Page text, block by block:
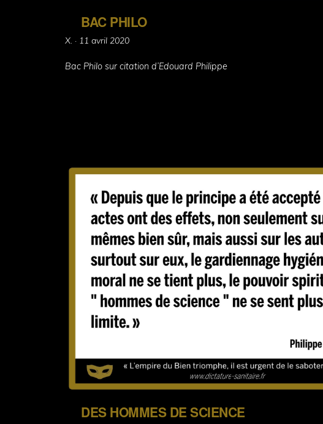
BAC PHILO
X. · Posted
11 avril 2020
Bac Philo sur citation d’Edouard Philippe
DES HOMMES DE SCIENCE